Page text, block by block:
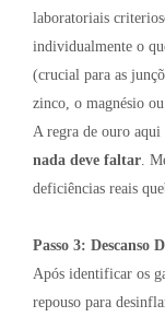
laboratoriais
individualmente o
(crucial para as
zinco, o magnésio
A regra de ouro
nada deve faltar.
deficiências reais
Passo 3: Descanso
Após identificar os
repouso para